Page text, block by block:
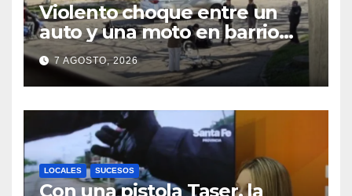
Violento choque entre un
auto y una moto en barrio
Alvear: una mujer quedó
tendida sobre la calzada
7 AGOSTO, 2026
LOCALES SUCESOS
Con una pistola Taser, la